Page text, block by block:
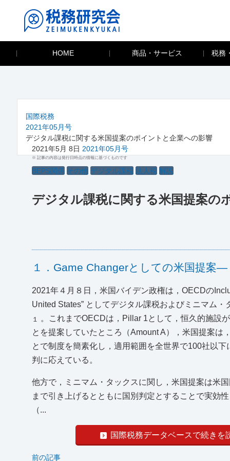
HOME 商品・サービス 税務
国際税務
2021年05月号
デジタル課税に関する米国提案のポイントと企業への影響
2021年5月 8日 2021年05月号
※ 記事の内容は発行日時点の情報に基づくものです
BEPS関係 その他 デジタル課税 法人税 解説
デジタル課税に関する米国提案の
１．Game Changerとしての米国提案
2021年４月８日，米国バイデン政権は，OECDの
United States” としてデジタル課税およびミニマム
１ 。これまでOECDは，Pillar 1として，恒久的施設
とを提案していたところ（Amount A），米国提案
とで制度を簡素化し，適用範囲を全世界で100社以
判に応えている。
他方で，ミニマム・タックスに関し，米国提案は米
まで引き上げるとともに国別判定とすることで実効
（...
国際税務データベースで続きを
前の記事